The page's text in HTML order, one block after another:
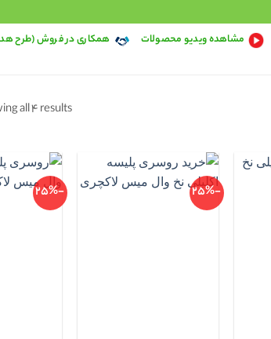
مشاهده ویدیو محصولات همکاری در فروش (طرح
all 4 results
-25%
-25%